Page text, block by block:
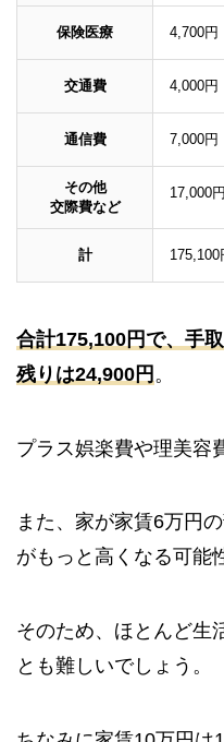
保険医療 4,700円
交通費 4,000円
通信費 7,000円
その他
交際費など
17,000円
計 175,100
合計175,100円で、手
残りは24,900円 。
プラス娯楽費や理美容
また、家が家賃6万円
がもっと高くなる可能
そのため、ほとんど生
とも難しいでしょう。